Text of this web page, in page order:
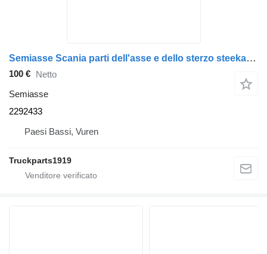
Semiasse Scania parti dell'asse e dello sterzo steekas r660 2292433 per camion
100 €
Netto
Semiasse
2292433
Paesi Bassi, Vuren
Truckparts1919